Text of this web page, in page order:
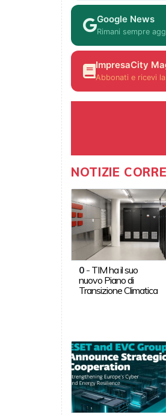
Google News
Rimani sempre
ImpresaCity
Abbonati e ricevi
NOTIZIE
0- TIM ha il suo
nuovo Piano di
Transizione Climatica